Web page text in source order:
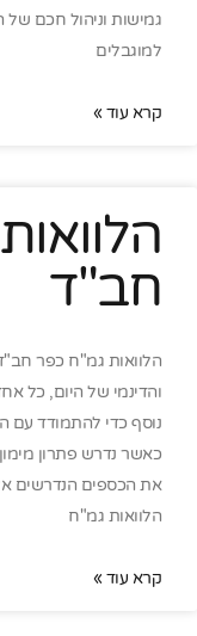
גמישות וניהול חכם
למוגבלים
קרא עוד »
חב"ד
הלוואות גמ"ח כפר
והדינמי של היום, כל
נוסף כדי להתמודד עם
כאשר נדרש פתרון
את הכספים הנדרשים
הלוואות גמ"ח
קרא עוד »